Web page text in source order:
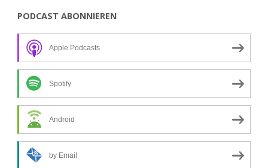
PODCAST ABONNIEREN
Apple Podcasts
Spotify
Android
by Email